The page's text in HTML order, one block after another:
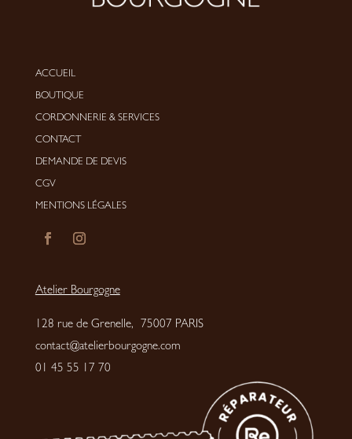
ACCUEIL
BOUTIQUE
CORDONNERIE & SERVICES
CONTACT
DEMANDE DE DEVIS
CGV
MENTIONS LÉGALES
Atelier Bourgogne
128 rue de Grenelle, 75007 PARIS
contact@atelierbourgogne.com
01 45 55 17 70